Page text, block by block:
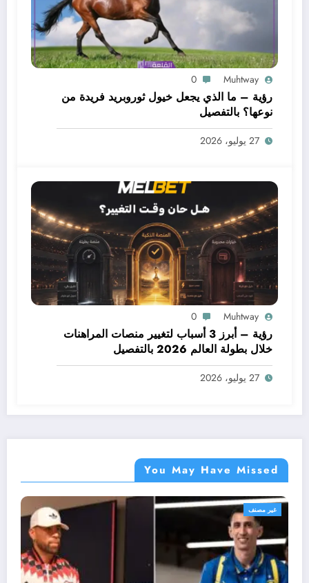
Muhtway
0
رؤية – ما الذي يجعل خيول ثوروبريد فريدة من
نوعها؟ بالتفصيل
27 يوليو، 2026
Muhtway
0
رؤية – أبرز 3 أسباب لتغيير منصات المراهنات
خلال بطولة العالم 2026 بالتفصيل
27 يوليو، 2026
You May Have Missed
غير مصنف